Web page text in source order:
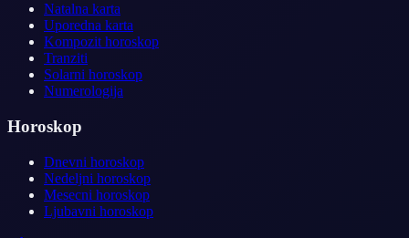
Natalna karta
Uporedna karta
Kompozit horoskop
Tranziti
Solarni horoskop
Numerologija
Horoskop
Dnevni horoskop
Nedeljni horoskop
Mesecni horoskop
Ljubavni horoskop